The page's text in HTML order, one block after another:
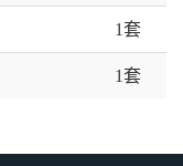
1套
1套